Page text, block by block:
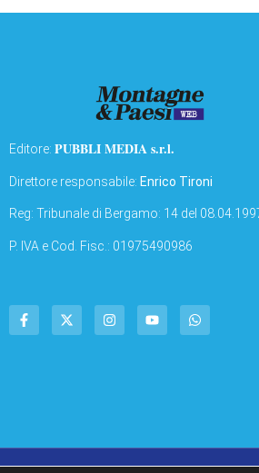
Editore: PUBBLI MEDIA s.r.l.
Direttore responsabile: Enrico Tironi
Reg: Tribunale di Bergamo: 14 del
P. IVA e Cod. Fisc.: 01975490986